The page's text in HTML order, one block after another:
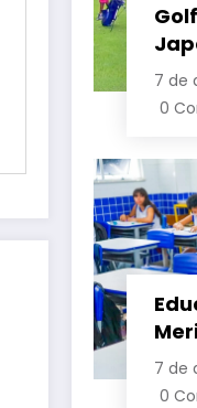
7 de
0
da
7 de
0